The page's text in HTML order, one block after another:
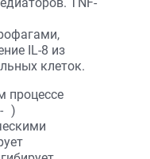
IL-8 из
клеток.
процессе
)